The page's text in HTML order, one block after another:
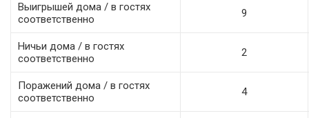
Выигрышей дома / в гостях
соответственно
9
Ничьи дома / в гостях
соответственно
2
Поражений дома / в гостях
соответственно
4